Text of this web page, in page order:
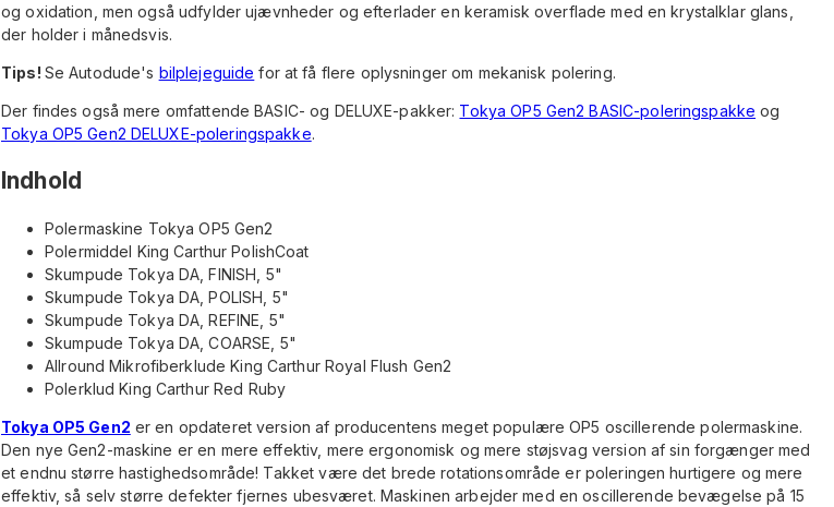
og oxidation, men også udfylder ujævnheder og efterlader en keramisk overflade med en krystalklar glans,
der holder i månedsvis.
Tips! Se Autodude's bilplejeguide for at få flere oplysninger om mekanisk polering.
Der findes også mere omfattende BASIC- og DELUXE-pakker: Tokya OP5 Gen2 BASIC-poleringspakke og
Tokya OP5 Gen2 DELUXE-poleringspakke.
Indhold
Polermaskine Tokya OP5 Gen2
Polermiddel King Carthur PolishCoat
Skumpude Tokya DA, FINISH, 5"
Skumpude Tokya DA, POLISH, 5"
Skumpude Tokya DA, REFINE, 5"
Skumpude Tokya DA, COARSE, 5"
Allround Mikrofiberklude King Carthur Royal Flush Gen2
Polerklud King Carthur Red Ruby
Tokya OP5 Gen2 er en opdateret version af producentens meget populære OP5 oscillerende polermaskine.
Den nye Gen2-maskine er en mere effektiv, mere ergonomisk og mere støjsvag version af sin forgænger med
et endnu større hastighedsområde! Takket være det brede rotationsområde er poleringen hurtigere og mere
effektiv, så selv større defekter fjernes ubesværet. Maskinen arbejder med en oscillerende bevægelse på 15